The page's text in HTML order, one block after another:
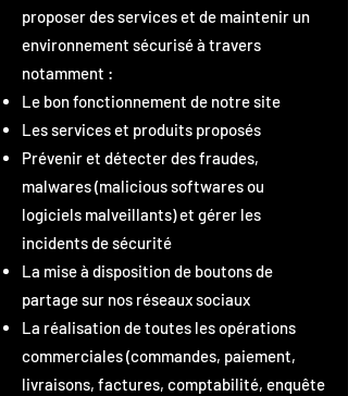
proposer des services et de maintenir un
environnement sécurisé à travers
notamment :
Le bon fonctionnement de notre site
Les services et produits proposés
Prévenir et détecter des fraudes,
malwares (malicious softwares ou
logiciels malveillants) et gérer les
incidents de sécurité
La mise à disposition de boutons de
partage sur nos réseaux sociaux
La réalisation de toutes les opérations
commerciales (commandes, paiement,
livraisons, factures, comptabilité, enquête